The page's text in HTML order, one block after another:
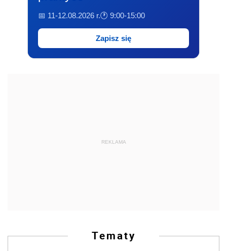
📅 11-12.08.2026 r.🕐 9:00-15:00
Zapisz się
REKLAMA
Tematy